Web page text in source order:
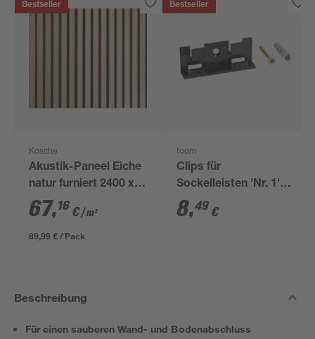
Bestseller
Kosche
Akustik-Paneel Eiche
natur furniert 2400 x
561 x 19 mm
67,16 €/ m²
89,99 € / Pack
Bestseller
toom
Clips für
Sockelleisten 'Nr. 1'
schwarz, 20 Stück
8,49 €
Beschreibung
Für einen sauberen Wand- und Bodenabschluss